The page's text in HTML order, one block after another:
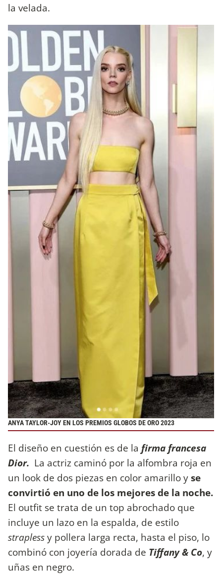
la velada.
ANYA TAYLOR-JOY EN LOS PREMIOS GLOBOS DE ORO 2023
El diseño en cuestión es de la firma francesa
Dior. La actriz caminó por la alfombra roja en
un look de dos piezas en color amarillo yse
convirtió en uno de los mejores de la noche.
El outfit se trata de un top abrochado que
incluye un lazo en la espalda, de estilo
straplessy pollera larga recta, hasta el piso, lo
combinó con joyería dorada de Tiffany & Co, y
uñas en negro.